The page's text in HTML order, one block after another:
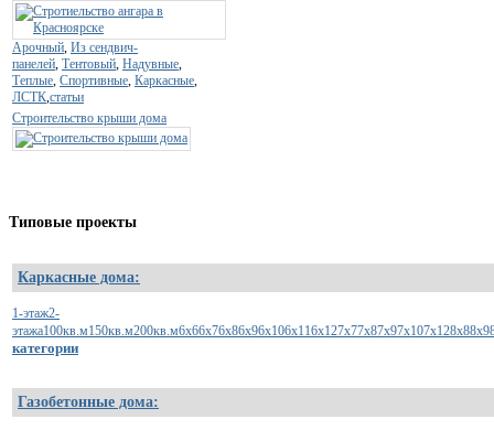
Арочный Из сендвич-
панелей Тентовый Надувные
Теплые Спортивные Каркасные
ЛСТК статьи
Строительство крыши дома
Типовые проекты
Каркасные дома:
1-этаж2-
этажа100кв.м150кв.м200кв.м6х66х76х86х96х106х116х127х77х87х97х107х128х88х9
категории
Газобетонные дома: